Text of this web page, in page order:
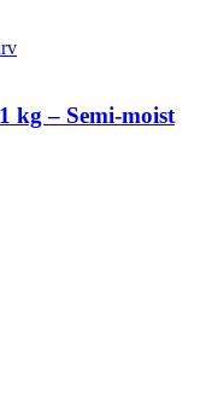
kg – Semi-moist